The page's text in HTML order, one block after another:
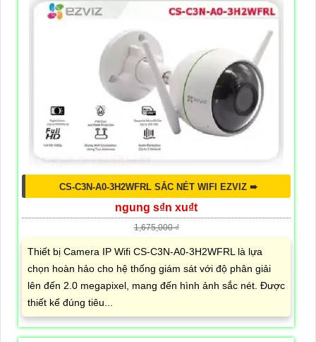
CS-C3N-A0-3H2WFRL SẮC NÉT WIFI EZVIZ ➠
ngung s₫n xu₫t
1,675,000 ₫
Thiết bị Camera IP Wifi CS-C3N-A0-3H2WFRL là lựa
chọn hoàn hảo cho hệ thống giám sát với độ phân giải
lên đến 2.0 megapixel, mang đến hình ảnh sắc nét. Được
thiết kế đúng tiêu...